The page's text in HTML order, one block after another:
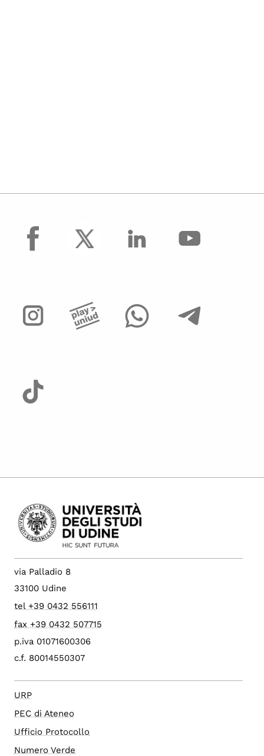
facebook
via Palladio 8
33100 Udine
tel +39 0432 556111
fax +39 0432 507715
p.iva 01071600306
c.f. 80014550307
URP
PEC di Ateneo
Ufficio Protocollo
Numero Verde